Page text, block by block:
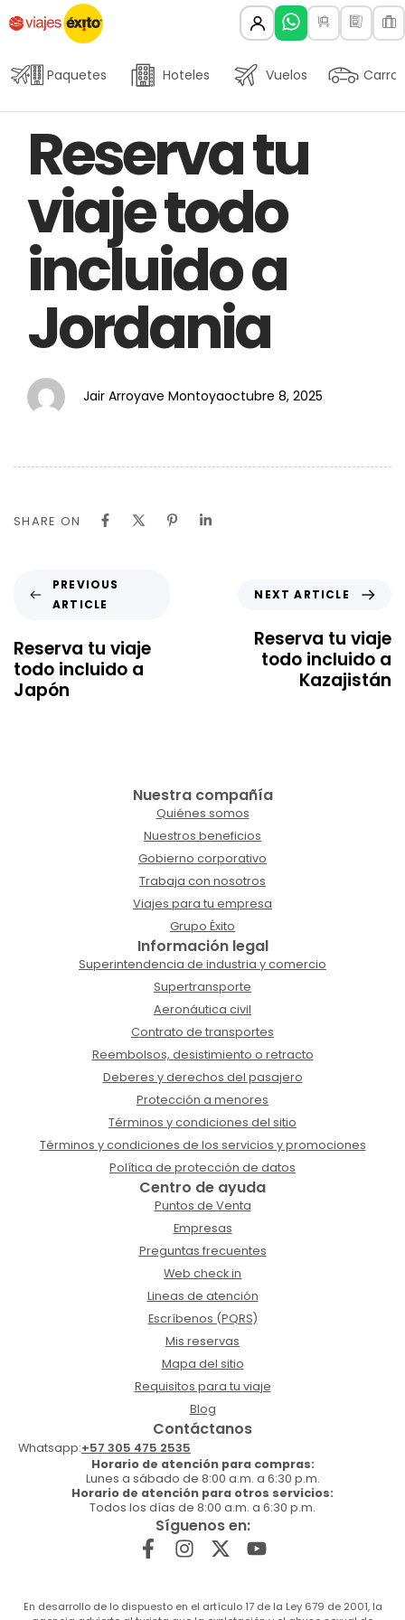
Paquetes Hoteles Vuelos Carros
IN:
Reserva tu
viaje todo
incluido a
Jordania
Jair Arroyave Montoya
on:
octubre 8, 2025
SHARE ON
PREVIOUS
ARTICLE
Reserva tu viaje
todo incluido a
Japón
NEXT ARTICLE
Reserva tu viaje
todo incluido a
Kazajistán
Nuestra compañía
Quiénes somos
Nuestros beneficios
Gobierno corporativo
Trabaja con nosotros
Viajes para tu empresa
Grupo Éxito
Información legal
Superintendencia de industria y comercio
Supertransporte
Aeronáutica civil
Contrato de transportes
Reembolsos, desistimiento o retracto
Deberes y derechos del pasajero
Protección a menores
Términos y condiciones del sitio
Términos y condiciones de los servicios y promociones
Política de protección de datos
Centro de ayuda
Puntos de Venta
Empresas
Preguntas frecuentes
Web check in
Lineas de atención
Escríbenos (PQRS)
Mis reservas
Mapa del sitio
Requisitos para tu viaje
Blog
Contáctanos
Whatsapp:+57 305 475 2535
Horario de atención para compras:
Lunes a sábado de 8:00 a.m. a 6:30 p.m.
Horario de atención para otros servicios:
Todos los días de 8:00 a.m. a 6:30 p.m.
Síguenos en:
En desarrollo de lo dispuesto en el artículo 17 de la Ley 679 de 2001, la